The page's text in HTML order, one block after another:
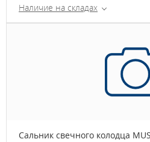
Наличие на складах
Сальник свечного колодца